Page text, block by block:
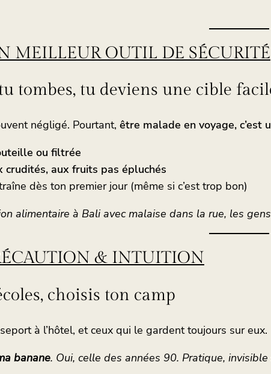
MEILLEUR OUTIL DE SÉCURITÉ
tombes, tu deviens une cible
négligé. Pourtant, être malade en voyage, c’est
ou filtrée
aux fruits pas épluchés
dès ton premier jour (même si c’est trop bon)
alimentaire à Bali avec malaise dans la rue, les
& INTUITION
choisis ton camp
à l’hôtel, et ceux qui le gardent toujours sur eux.
banane. Oui, celle des années 90. Pratique,